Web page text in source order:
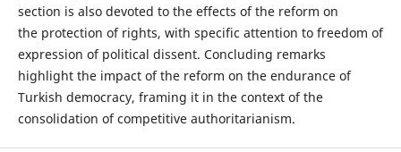
section is also devoted to the effects of the reform on
the protection of rights, with specific attention to freedom of
expression of political dissent. Concluding remarks
highlight the impact of the reform on the endurance of
Turkish democracy, framing it in the context of the
consolidation of competitive authoritarianism.